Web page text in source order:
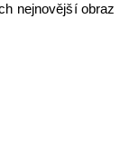
nejnovější obraz